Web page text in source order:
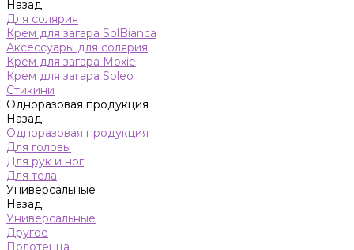
Назад
Для солярия
Крем для загара SolBianca
Аксессуары для солярия
Крем для загара Moxie
Крем для загара Soleo
Стикини
Одноразовая продукция
Назад
Одноразовая продукция
Для головы
Для рук и ног
Для тела
Универсальные
Назад
Универсальные
Другое
Полотенца